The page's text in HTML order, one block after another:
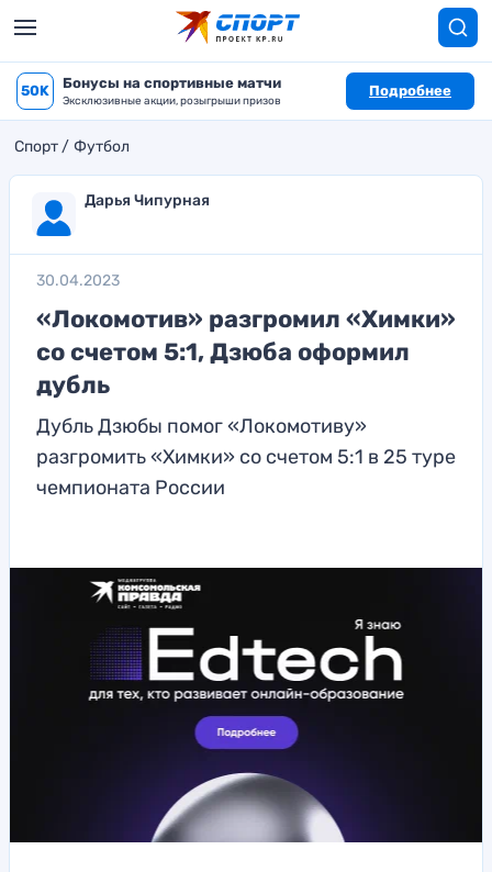
50K Бонусы на спортивные матчи
Эксклюзивные акции, розыгрыши призов
Подробнее
Спорт Футбол
Дарья Чипурная
30.04.2023
«Локомотив» разгромил «Химки»
со счетом 5:1, Дзюба оформил
дубль
Дубль Дзюбы помог «Локомотиву»
разгромить «Химки» со счетом 5:1 в 25 туре
чемпионата России